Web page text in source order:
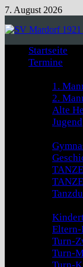
Zum
springen
7. August 2026
Startseite
Termine
1.
2.
Alte
Jugend
Eltern-
Turn-
Turn-